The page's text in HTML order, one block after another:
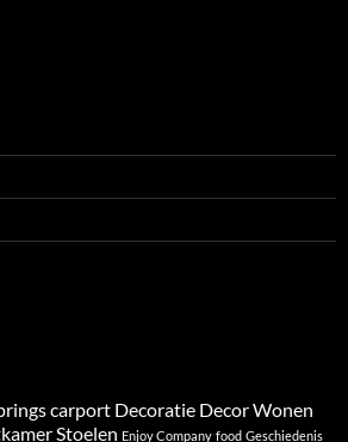
carport Decoratie Decor Wonen
Stoelen Enjoy Company food Geschiedenis